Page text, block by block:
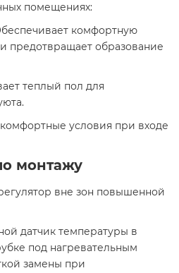
помещениях:​
комфортную
предотвращает образование
теплый пол для
условия при входе
монтажу
вне зон повышенной
датчик температуры в
под нагревательным
замены при